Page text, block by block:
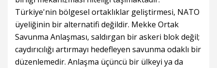
Türkiye'nin bölgesel ortaklıklar geliştirmesi, NATO
üyeliğinin bir alternatifi değildir. Mekke Ortak
Savunma Anlaşması, saldırgan bir askeri blok değil;
caydırıcılığı artırmayı hedefleyen savunma odaklı bir
düzenlemedir. Anlaşma üçüncü bir ülkeyi ya da